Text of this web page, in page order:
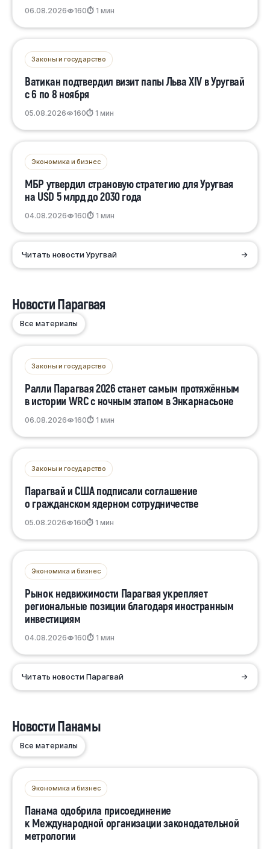
06.08.2026 160⏱ 1 мин
Законы и государство
Ватикан подтвердил визит папы Льва XIV в Уругвай
с 6 по 8 ноября
05.08.2026 160⏱ 1 мин
Экономика и бизнес
МБР утвердил страновую стратегию для Уругвая
на USD 5 млрд до 2030 года
04.08.2026 160⏱ 1 мин
Читать новости Уругвай →
Новости Парагвая
Все материалы
Законы и государство
Ралли Парагвая 2026 станет самым протяжённым
в истории WRC с ночным этапом в Энкарнасьоне
06.08.2026 160⏱ 1 мин
Законы и государство
Парагвай и США подписали соглашение
о гражданском ядерном сотрудничестве
05.08.2026 160⏱ 1 мин
Экономика и бизнес
Рынок недвижимости Парагвая укрепляет
региональные позиции благодаря иностранным
инвестициям
04.08.2026 160⏱ 1 мин
Читать новости Парагвай →
Новости Панамы
Все материалы
Экономика и бизнес
Панама одобрила присоединение
к Международной организации законодательной
метрологии